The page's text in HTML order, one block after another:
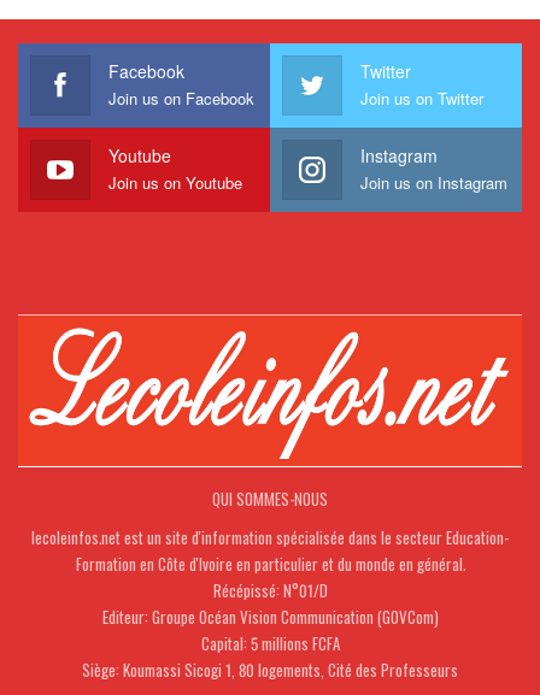
Facebook
Join us on Facebook
Twitter
Join us on Twitter
Youtube
Join us on Youtube
Instagram
Join us on Instagram
QUI SOMMES-NOUS
lecoleinfos.net est un site d'information spécialisée dans le secteur Education-
Formation en Côte d'Ivoire en particulier et du monde en général.
Récépissé: N°01/D
Editeur: Groupe Océan Vision Communication (GOVCom)
Capital: 5 millions FCFA
Siège: Koumassi Sicogi 1, 80 logements, Cité des Professeurs